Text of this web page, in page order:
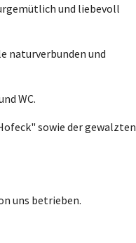
und liebevoll
naturverbunden und
WC.
sowie der gewalzten
uns betrieben.